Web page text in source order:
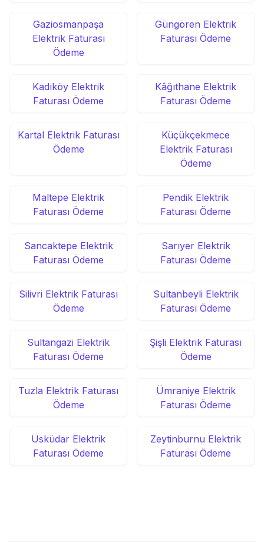
Gaziosmanpaşa
Elektrik Faturası
Ödeme
Güngören Elektrik
Faturası Ödeme
Kadıköy Elektrik
Faturası Ödeme
Kâğıthane Elektrik
Faturası Ödeme
Kartal Elektrik Faturası
Ödeme
Küçükçekmece
Elektrik Faturası
Ödeme
Maltepe Elektrik
Faturası Ödeme
Pendik Elektrik
Faturası Ödeme
Sancaktepe Elektrik
Faturası Ödeme
Sarıyer Elektrik
Faturası Ödeme
Silivri Elektrik Faturası
Ödeme
Sultanbeyli Elektrik
Faturası Ödeme
Sultangazi Elektrik
Faturası Ödeme
Şişli Elektrik Faturası
Ödeme
Tuzla Elektrik Faturası
Ödeme
Ümraniye Elektrik
Faturası Ödeme
Üsküdar Elektrik
Faturası Ödeme
Zeytinburnu Elektrik
Faturası Ödeme